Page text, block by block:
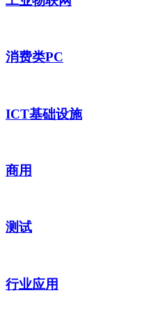
消费类PC
ICT基础设施
商用
测试
行业应用